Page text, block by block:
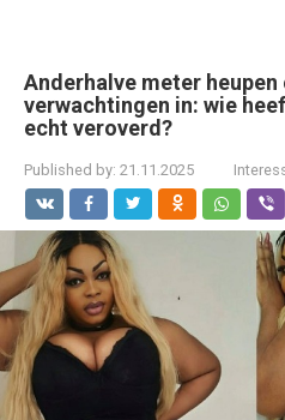
Anderhalve meter
verwachtingen in: wie
echt veroverd?
Published by: 21.11.2025